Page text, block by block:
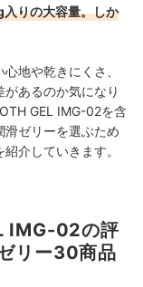
りの大容量。しか
地や乾きにくさ、
あるのか気になり
GEL IMG-02を含
ゼリーを選ぶため
介していきます。
IMG-02の評
リー30商品